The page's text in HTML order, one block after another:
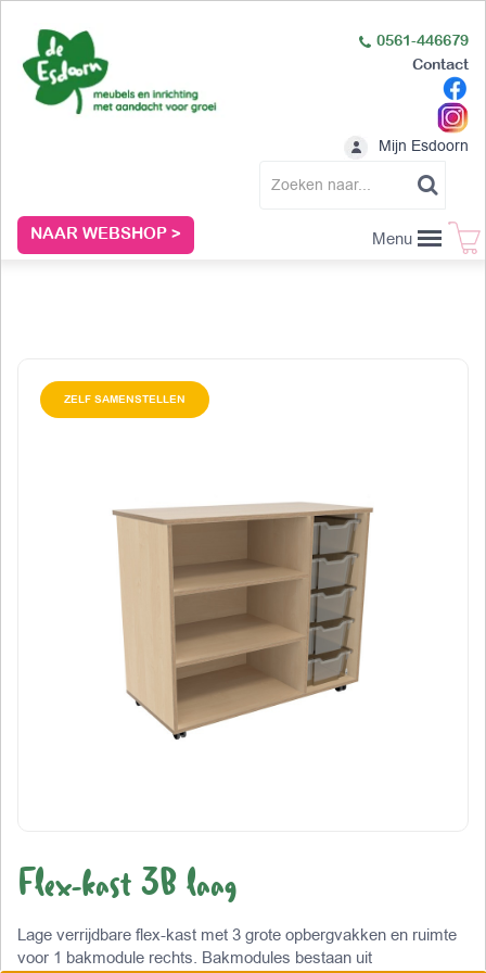
NAAR WEBSHOP >
0561-446679
Contact
Mijn Esdoorn
Menu
ZELF SAMENSTELLEN
Flex-kast 3B laag
Lage verrijdbare flex-kast met 3 grote opbergvakken en ruimte
voor 1 bakmodule rechts. Bakmodules bestaan uit